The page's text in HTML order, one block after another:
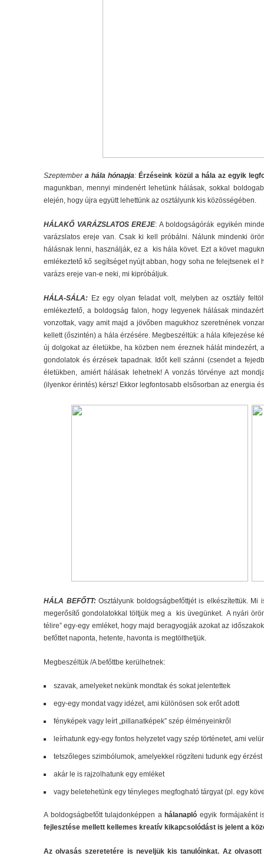
Szeptembera hála hónapja: Érzéseink közül a hála az egyik
magunkban, mennyi mindenért lehetünk hálásak, sokkal
elején, hogy újra együtt lehettünk az osztályunk kis közösségében.
HÁLAKŐ VARÁZSLATOS EREJE: A boldogságórák egyikén
varázslatos ereje van. Csak ki kell próbálni. Nálunk mindenki
hálásnak lenni, használják, ez a kis hála követ. Ezt a követ
emlékeztető kő segítséget nyújt abban, hogy soha ne felejtsenek
varázs ereje van-e neki, mi kipróbáljuk.
HÁLA-SÁLA: Ez egy olyan feladat volt, melyben az osztály
emlékeztető, a boldogság falon, hogy legyenek hálásak
vonzottak, vagy amit majd a jövőben magukhoz szeretnének
kellett (őszintén) a hála érzésére. Megbeszéltük: a hála kifejezése
új dolgokat az életükbe, ha közben nem éreznek hálát
gondolatok és érzések tapadnak. Időt kell szánni (csendet a
életükben, amiért hálásak lehetnek! A vonzás törvénye azt
(ilyenkor érintés) kérsz! Ekkor legfontosabb elsősorban az energia
HÁLA BEFŐTT:Osztályunk boldogságbefőttjét is elkészítettük.
megerősítő gondolatokkal töltjük meg a kis üvegünket. A nyári
télire” egy-egy emléket, hogy majd beragyogják azokat az
befőttet naponta, hetente, havonta is megtölthetjük.
Megbeszéltük /A befőttbe kerülhetnek:
szavak, amelyeket nekünk mondtak és sokat jelentettek
egy-egy mondat vagy idézet, ami különösen sok erőt adott
fényképek vagy leírt „pillanatképek” szép élményeinkről
leírhatunk egy-egy fontos helyzetet vagy szép történetet, ami
tetszőleges szimbólumok, amelyekkel rögzíteni tudunk egy érzést
akár le is rajzolhatunk egy emléket
vagy beletehetünk egy tényleges megfogható tárgyat (pl. egy
A boldogságbefőtt tulajdonképpen a hálanapló egyik formájaként
fejlesztése mellett kellemes kreatív kikapcsolódást is jelent a
Az olvasás szeretetére is neveljük kis tanulóinkat. Az